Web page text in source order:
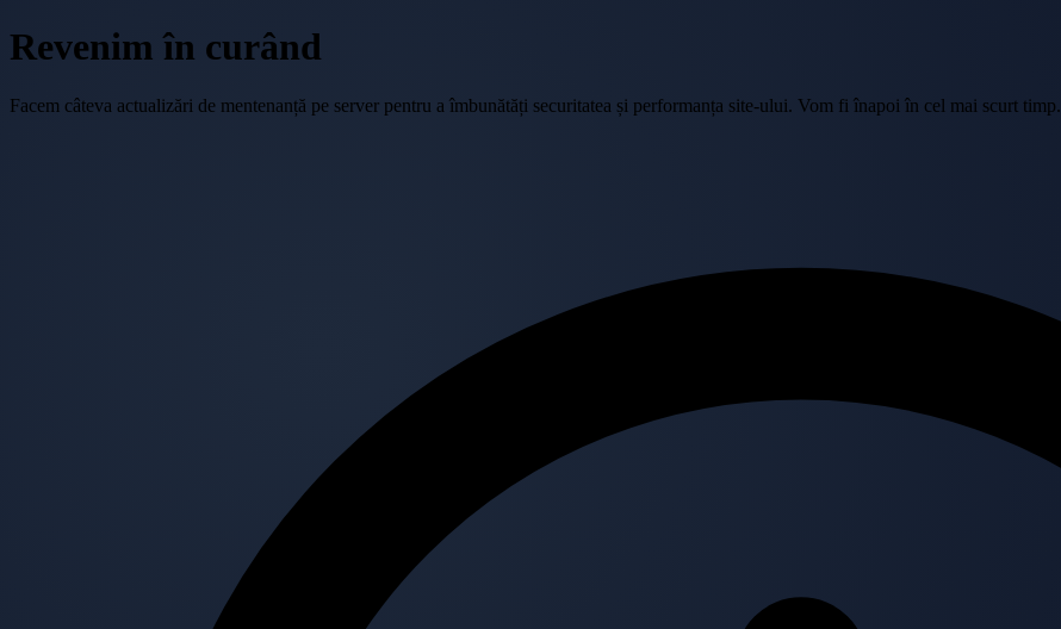
Revenim în curând
Facem câteva actualizări de mentenanță pe server pentru a îmbunătăți securitatea și performanța site-ului. Vom fi înapoi în cel mai scurt timp.